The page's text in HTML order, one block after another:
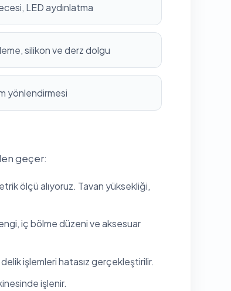
LED aydınlatma
silikon ve derz dolgu
yönlendirmesi
geçer:
ölçü alıyoruz. Tavan yüksekliği,
iç bölme düzeni ve aksesuar
işlemleri hatasız gerçekleştirilir.
işlenir.